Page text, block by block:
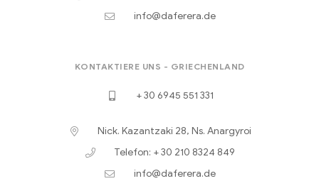
info@daferera.de
KONTAKTIERE UNS - GRIECHENLAND
+ 30 6945 551 331
Nick. Kazantzaki 28, Ns. Anargyroi
Telefon: + 30 210 8324 849
info@daferera.de